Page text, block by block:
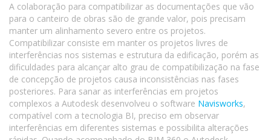
A colaboração para compatibilizar as documentações que vão
para o canteiro de obras são de grande valor, pois precisam
manter um alinhamento severo entre os projetos.
Compatibilizar consiste em manter os projetos livres de
interferências nos sistemas e estrutura da edificação, porém as
dificuldades para alcançar alto grau de compatibilização na fase
de concepção de projetos causa inconsistências nas fases
posteriores. Para sanar as interferências em projetos
complexos a Autodesk desenvolveu o software Navisworks,
compatível com a tecnologia BI, preciso em observar
interferências em diferentes sistemas e possibilita alterações